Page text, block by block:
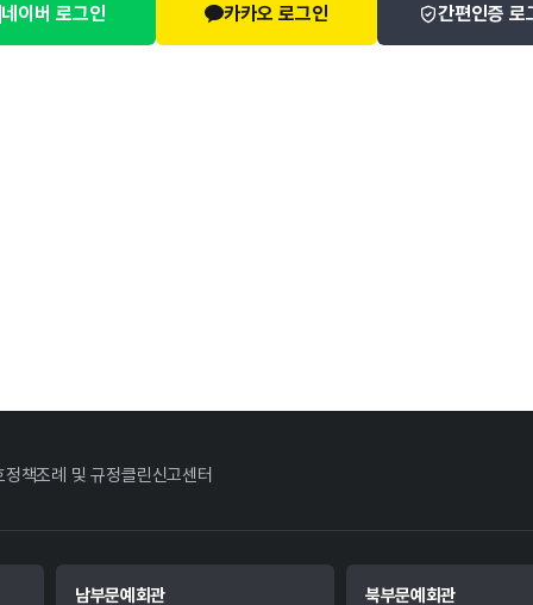
네이버 로그인 카카오 로그인 간편인증 로
정책조례 및 규정클린신고센터
남부문예회관 북부문예회관